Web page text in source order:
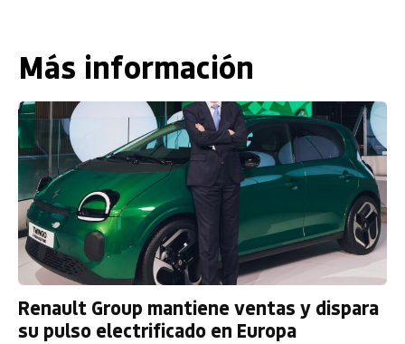
Más información
Renault Group mantiene ventas y dispara
su pulso electrificado en Europa